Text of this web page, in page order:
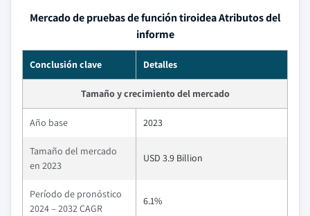
Mercado de pruebas de función tiroidea Atributos del
informe
Conclusión clave Detalles
Tamaño y crecimiento del mercado
Año base 2023
Tamaño del mercado
en 2023
USD 3.9 Billion
Período de pronóstico
2024 – 2032 CAGR
6.1%